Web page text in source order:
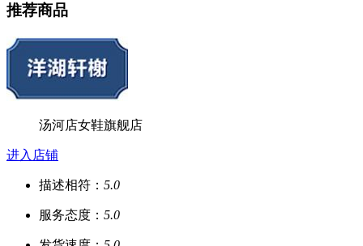
推荐商品
汤河店女鞋旗舰店
进入店铺
描述相符： 5.0
服务态度： 5.0